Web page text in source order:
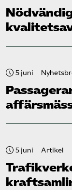
5 juni
5 juni Artikel